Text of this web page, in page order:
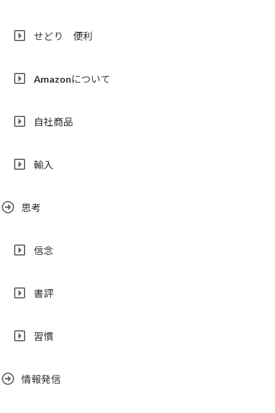
せどり 便利
Amazonについて
自社商品
輸入
思考
信念
書評
習慣
情報発信